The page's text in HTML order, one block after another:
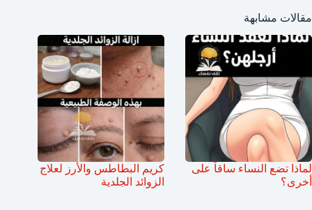
مقالات مشابهة
لماذا تضع النساء ساقاً على
أخرى؟
كريم البطاطس والأرز لعلاج
الزوائد الجلدية